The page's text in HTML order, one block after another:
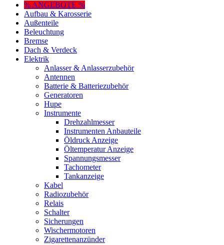
% ANGEBOTE %
Aufbau & Karosserie
Außenteile
Beleuchtung
Bremse
Dach & Verdeck
Elektrik
Anlasser & Anlasserzubehör
Antennen
Batterie & Batteriezubehör
Generatoren
Hupe
Instrumente
Drehzahlmesser
Instrumenten Anbauteile
Öldruck Anzeige
Öltemperatur Anzeige
Spannungsmesser
Tachometer
Tankanzeige
Kabel
Radiozubehör
Relais
Schalter
Sicherungen
Wischermotoren
Zigarettenanzünder